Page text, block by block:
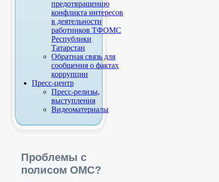
предотвращению
конфликта интересов
в деятельности
работников ТФОМС
Республики
Татарстан
Обратная связь для
сообщения о фактах
коррупции
Пресс-центр
Пресс-релизы,
выступления
Видеоматериалы
Проблемы с
полисом ОМС?